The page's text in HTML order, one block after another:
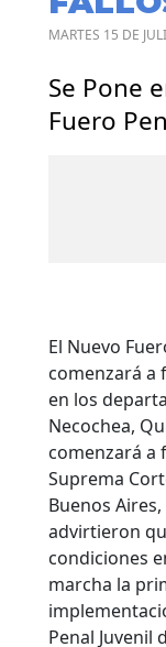
MARTES 15 DE
Se Pone
Fuero
El Nuevo
comenzará a
en los
Necochea,
comenzará a
Suprema
Buenos
advirtieron
condiciones
marcha la
Penal Juvenil